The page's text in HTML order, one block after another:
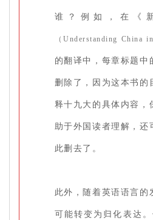
谁？例如，在《
（Understanding China
的翻译中，每章标题中
删除了，因为这本书的
释十九大的具体内容，
助于外国读者理解，还
此删去了。
此外，随着英语语言的
可能转变为归化表达